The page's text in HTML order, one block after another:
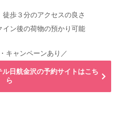
歩３分のアクセスの良さ
ン後の荷物の預かり可能
キャンペーンあり／
ル日航金沢の予約サイトはこち
ら